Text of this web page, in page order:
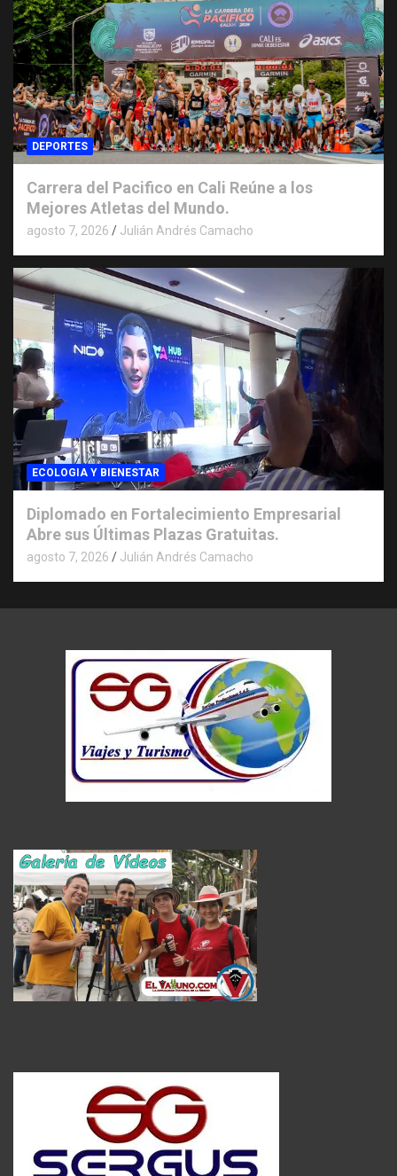
DEPORTES
Carrera del Pacifico en Cali Reúne a los
Mejores Atletas del Mundo.
agosto 7, 2026 Julián Andrés Camacho
ECOLOGIA Y BIENESTAR
Diplomado en Fortalecimiento Empresarial
Abre sus Últimas Plazas Gratuitas.
agosto 7, 2026 Julián Andrés Camacho